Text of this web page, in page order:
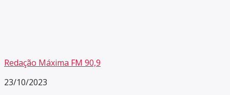
Redação Máxima FM 90,9
23/10/2023